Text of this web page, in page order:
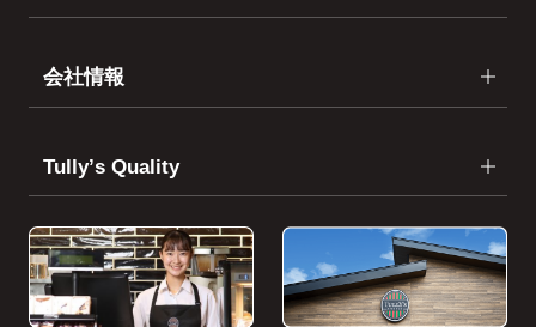
会社情報
Tullyʼs Quality